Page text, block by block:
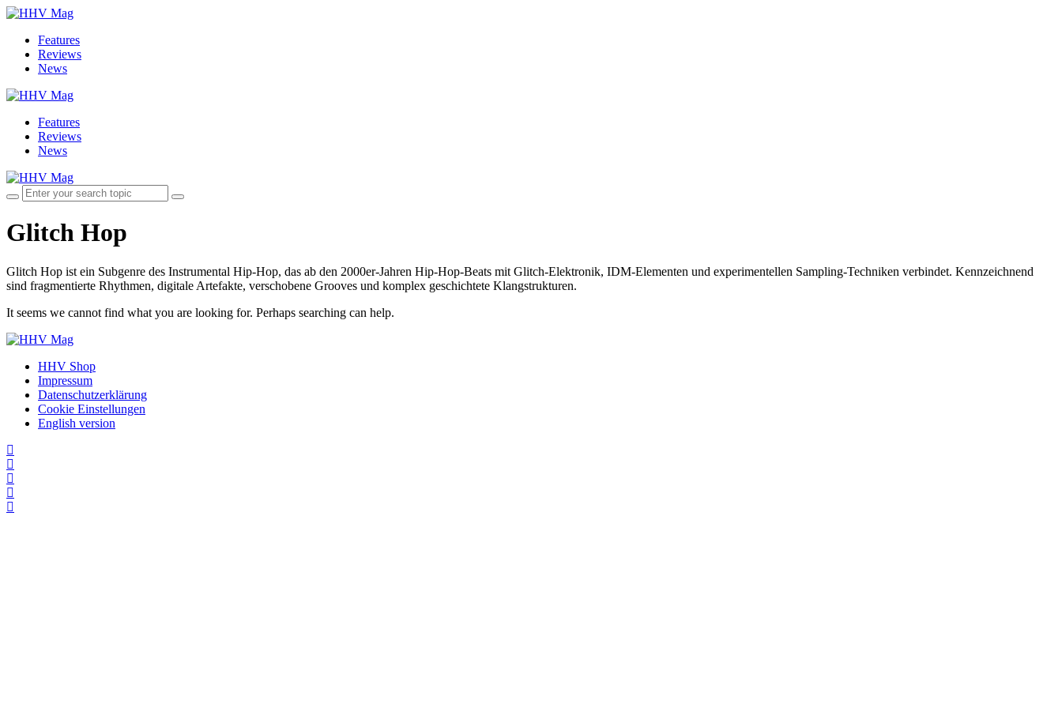
Features
Reviews
News
Features
Reviews
News
Glitch Hop
Glitch Hop ist ein Subgenre des Instrumental Hip-Hop, das ab den 2000er-Jahren Hip-Hop-Beats mit Glitch-Elektronik, IDM-Elementen und experimentellen Sampling-Techniken verbindet. Kennzeichnend
sind fragmentierte Rhythmen, digitale Artefakte, verschobene Grooves und komplex geschichtete Klangstrukturen.
It seems we cannot find what you are looking for. Perhaps searching can help.
HHV Shop
Impressum
Datenschutzerklärung
Cookie Einstellungen
English version